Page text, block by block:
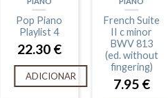
Pop Piano
Playlist 4
22.30 €
ADICIONAR
French Suite
II c minor
BWV 813
(ed. without
fingering)
7.95 €